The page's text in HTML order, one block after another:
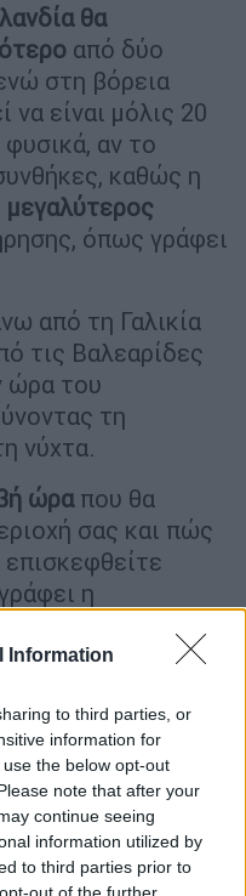
Information
to third parties, or
information for
the below opt-out
note that after your
continue seeing
information utilized by
to third parties prior to
θα
από δύο
στη βόρεια
να είναι μόλις 20
αν το
καθώς η
μεγαλύτερος
όπως γράφει
από τη Γαλικία
τις Βαλεαρίδες
ώρα του
τη
νύχτα.
ώραπου θα
σας και πώς
η
20:30 με 20:40.